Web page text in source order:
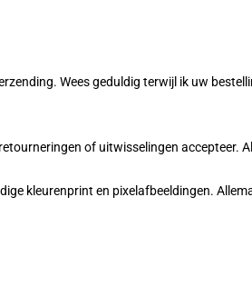
Wees geduldig terwijl ik uw
of uitwisselingen accepteer.
kleurenprint en pixelafbeeldingen.